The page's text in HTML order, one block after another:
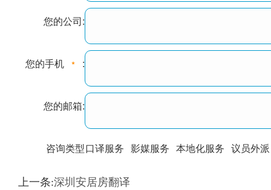
您的公司:
您的手机 :
您的邮箱:
咨询类型口译服务 影媒服务 本地化服务 议员外派
训翻译 标准级
上一条:深圳安居房翻译